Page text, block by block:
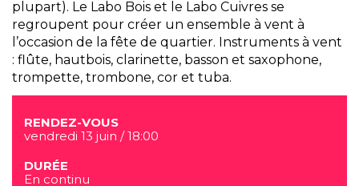
plupart). Le Labo Bois et le Labo Cuivres se
regroupent pour créer un ensemble à vent à
l’occasion de la fête de quartier. Instruments à vent
: flûte, hautbois, clarinette, basson et saxophone,
trompette, trombone, cor et tuba.
RENDEZ-VOUS
vendredi 13 juin / 18:00
DURÉE
En continu